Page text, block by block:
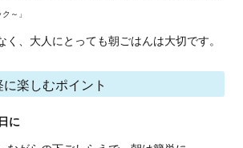
～」
、大人にとっても朝ごはんは大切です。
楽しむポイント
に